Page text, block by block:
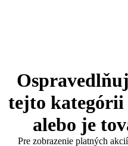
tejto kategórii
alebo je
Pre zobrazenie platných